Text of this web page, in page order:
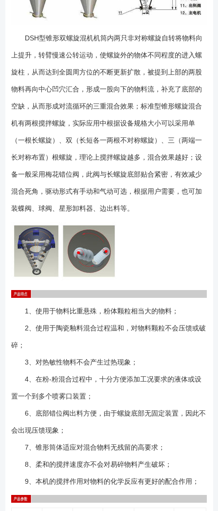
物料接触部分、不与物料接触部分，设备其它部件保持原有材质。(材质依
据物料性质、工况要求、卫生级别等因素决定，常规有碳钢、
标准分：重载启动、空载启动) 4、依据实际工艺情况，增加辅助功能
组件，如喷液、加热/冷却、等; 5、设计设备的开口要求，如加料口、
电动; 重要提示：设备的选型是比较重要的环节，应尽可能提供物料的
详细信息，以及工艺安排，以便我公司**人员为您提供***的技术服务。
DSH型锥形双螺旋混机机筒内两只非对称螺旋自转将物料向
上提升，转臂慢速公转运动，使螺旋外的物体不同程度的进入螺
旋柱，从而达到全圆周方位的不断更新扩散，被提到上部的两股
物料再向中心凹穴汇合，形成一股向下的物料流，补充了底部的
空缺，从而形成对流循环的三重混合效果；标准型锥形螺旋混合
机有两根搅拌螺旋，实际应用中根据设备规格大小可以采用单
（一根长螺旋）、双（长短各一两根不对称螺旋）、三（两端一
长对称布置）根螺旋，理论上搅拌螺旋越多，混合效果越好；设
备一般采用梅花错位阀，此阀与长螺旋底部贴合紧密，有效减少
混合死角，驱动形式有手动和气动可选，根据用户需要，也可加
装蝶阀、球阀、星形卸料器、边出料等。
1、使用于物料比重悬殊，粉体颗粒相当大的物料；
2、使用于陶瓷釉料混合过程温和，对物料颗粒不会压馈或破
碎；
3、对热敏性物料不会产生过热现象；
4、在粉-粉混合过程中，十分方便添加工况要求的液体或设
置一个到多个喷雾口装置；
6、底部错位阀出料方便，由于螺旋底部无固定装置，因此不
会出现压馈现象；
7、锥形筒体适应对混合物料无残留的高要求；
8、柔和的搅拌速度亦不会对易碎物料产生破坏；
9、本机的搅拌作用对物料的化学反应有更好的配合作用；